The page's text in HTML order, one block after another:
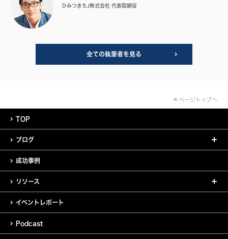
ひみつきちJ株式会社 代表取締役
全ての執筆者を見る
ページトップへ
TOP
ブログ
成功事例
リソース
イベントレポート
Podcast